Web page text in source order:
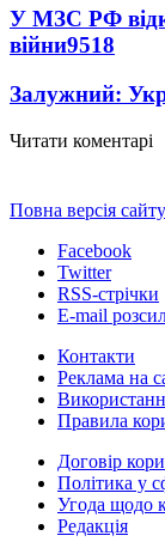
У МЗС РФ
війни9518
Залужний:
Читати коментарі
Повна версія сайту
Facebook
Twitter
RSS-стрічки
E-mail
Контакти
Реклама на
Правила
Договір
Політика у
Угода щодо
Редакція